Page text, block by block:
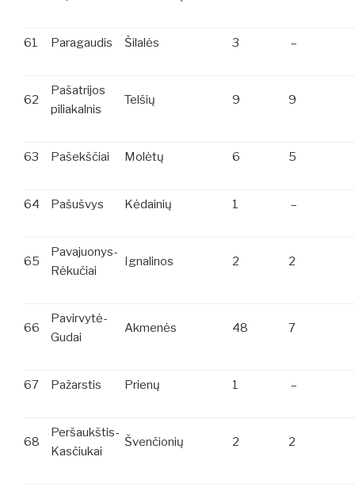
61 Paragaudis Šilalės 3 –
62
Pašatrijos
piliakalnis
Telšių 9 9
63 Pašekščiai Molėtų 6 5
64 Pašušvys Kėdainių 1 –
65
Pavajuonys-
Rėkučiai
Ignalinos 2 2
66
Pavirvytė-
Gudai
Akmenės 48 7
67 Pažarstis Prienų 1 –
68
Peršaukštis-
Kasčiukai
Švenčionių 2 2